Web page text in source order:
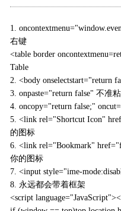
1.
右键
<table border
Table
2. <body onselectstart="return
3. onpaste="return false" 不准
4. oncopy="return false;"
5. <link rel="Shortcut Icon"
的图标
6. <link rel="Bookmark"
你的图标
7. <input style="ime-
8. 永远都会带着框架
<script